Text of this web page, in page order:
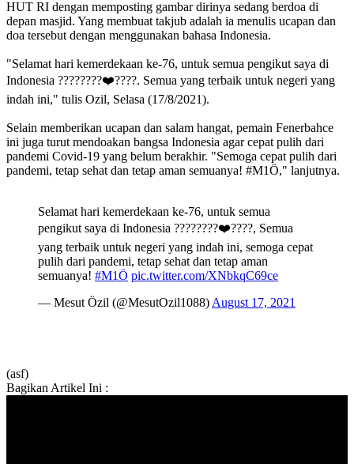
HUT RI dengan memposting gambar dirinya sedang berdoa di
depan masjid. Yang membuat takjub adalah ia menulis ucapan dan
doa tersebut dengan menggunakan bahasa Indonesia.
"Selamat hari kemerdekaan ke-76, untuk semua pengikut saya di
Indonesia ????????❤️????. Semua yang terbaik untuk negeri yang
indah ini," tulis Ozil, Selasa (17/8/2021).
Selain memberikan ucapan dan salam hangat, pemain Fenerbahce
ini juga turut mendoakan bangsa Indonesia agar cepat pulih dari
pandemi Covid-19 yang belum berakhir. "Semoga cepat pulih dari
pandemi, tetap sehat dan tetap aman semuanya! #M1Ö," lanjutnya.
Selamat hari kemerdekaan ke-76, untuk semua
pengikut saya di Indonesia ????????❤️????, Semua
yang terbaik untuk negeri yang indah ini, semoga cepat
pulih dari pandemi, tetap sehat dan tetap aman
semuanya! #M1Ö pic.twitter.com/XNbkqC69ce
— Mesut Özil (@MesutOzil1088) August 17, 2021
(asf)
Bagikan Artikel Ini :